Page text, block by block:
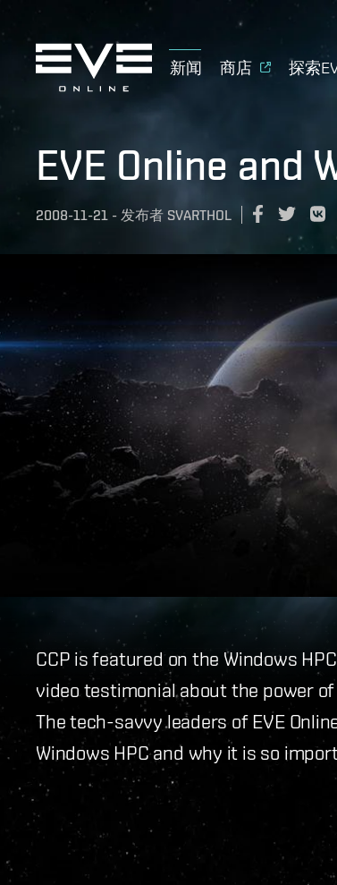
新闻 商店 探索
EVE Online and
2008-11-21 - 发布者 SVARTHOL
CCP is featured on the Windows
video testimonial about the power
The tech-savvy leaders of EVE
Windows HPC and why it is so